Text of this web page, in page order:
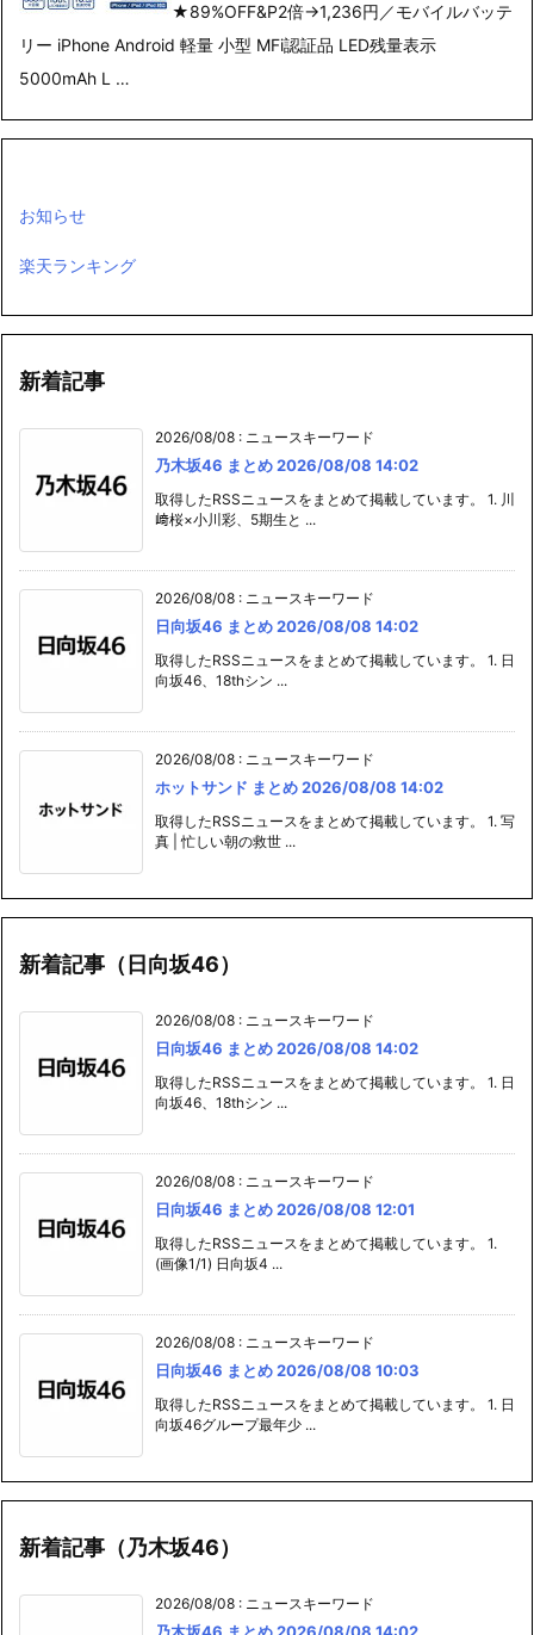
★89%OFF&P2倍→1,236円／モバイルバッテ
リー iPhone Android 軽量 小型 MFi認証品 LED残量表示
5000mAh L …
お知らせ
楽天ランキング
新着記事
2026/08/08 : ニュースキーワード
乃木坂46 まとめ 2026/08/08 14:02
取得したRSSニュースをまとめて掲載しています。 1. 川
﨑桜×小川彩、5期生と ...
2026/08/08 : ニュースキーワード
日向坂46 まとめ 2026/08/08 14:02
取得したRSSニュースをまとめて掲載しています。 1. 日
向坂46、18thシン ...
2026/08/08 : ニュースキーワード
ホットサンド まとめ 2026/08/08 14:02
取得したRSSニュースをまとめて掲載しています。 1. 写
真 | 忙しい朝の救世 ...
新着記事（日向坂46）
2026/08/08 : ニュースキーワード
日向坂46 まとめ 2026/08/08 14:02
取得したRSSニュースをまとめて掲載しています。 1. 日
向坂46、18thシン ...
2026/08/08 : ニュースキーワード
日向坂46 まとめ 2026/08/08 12:01
取得したRSSニュースをまとめて掲載しています。 1.
(画像1/1) 日向坂4 ...
2026/08/08 : ニュースキーワード
日向坂46 まとめ 2026/08/08 10:03
取得したRSSニュースをまとめて掲載しています。 1. 日
向坂46グループ最年少 ...
新着記事（乃木坂46）
2026/08/08 : ニュースキーワード
乃木坂46 まとめ 2026/08/08 14:02